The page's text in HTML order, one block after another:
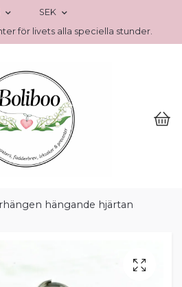
SEK
för livets alla speciella stunder.
hängande hjärtan